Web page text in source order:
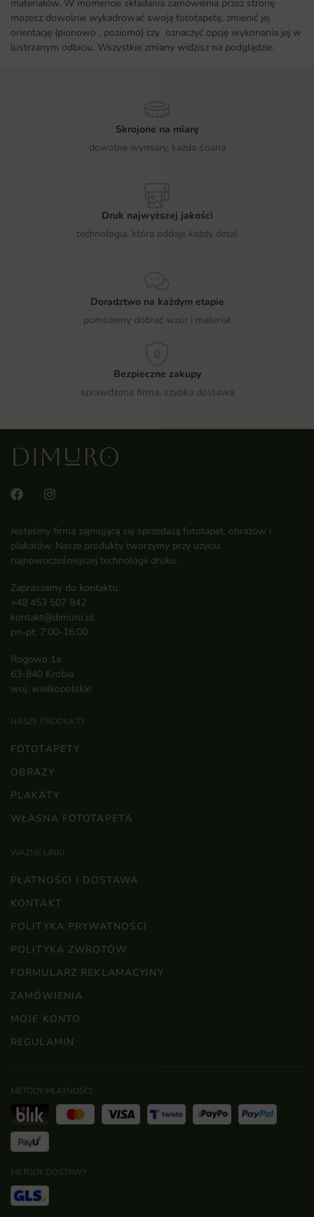
materiałów. W momencie składania zamówienia przez stronę
możesz dowolnie wykadrować swoją fototapetę, zmienić jej
orientację (pionowo , poziomo) czy oznaczyć opcję wykonania jej w
lustrzanym odbiciu. Wszystkie zmiany widzisz na podglądzie.
Skrojone na miarę
dowolne wymiary, każda ściana
Druk najwyższej jakości
technologia, która oddaje każdy detal
Doradztwo na każdym etapie
pomożemy dobrać wzór i materiał
Bezpieczne zakupy
sprawdzona firma, szybka dostawa
Jesteśmy firmą zajmującą się sprzedażą fototapet, obrazów i
plakatów. Nasze produkty tworzymy przy użyciu
najnowocześniejszej technologii druku.
Zapraszamy do kontaktu:
+48 453 507 842
kontakt@dimuro.pl
pn-pt: 7:00-16:00
Rogowo 1a
63-840 Krobia
woj. wielkopolskie
NASZE PRODUKTY
FOTOTAPETY
OBRAZY
PLAKATY
WŁASNA FOTOTAPETA
WAŻNE LINKI
PŁATNOŚCI I DOSTAWA
KONTAKT
POLITYKA PRYWATNOŚCI
POLITYKA ZWROTÓW
FORMULARZ REKLAMACYJNY
ZAMÓWIENIA
MOJE KONTO
REGULAMIN
METODY PŁATNOŚCI
METODY DOSTAWY